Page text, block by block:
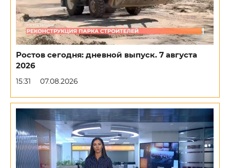
Ростов сегодня: дневной выпуск. 7 августа
2026
15:31 07.08.2026